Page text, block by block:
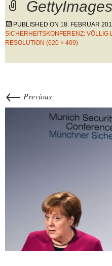
PUBLISHED ON 18. FEBRUAR
SICHERHEITSKONFERENZ: VÖLLIG
RESOLUTION (620 × 409)
← Previous